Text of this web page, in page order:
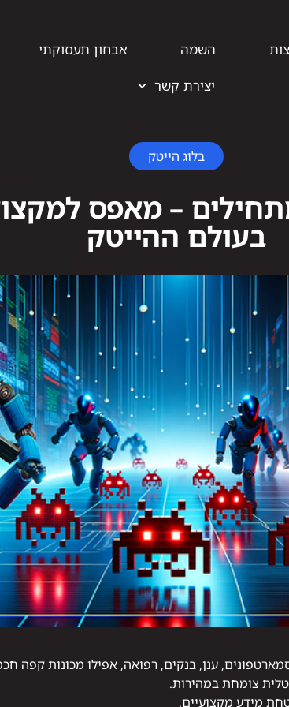
השמה
אבחון תעסוקתי
יצירת קשר
בלוג הייטק
– מאפס
בעולם ההייטק
ענן, בנקים, רפואה, אפילו מכונות קפה
צומחת במהירות.
מידע מקצועיים.